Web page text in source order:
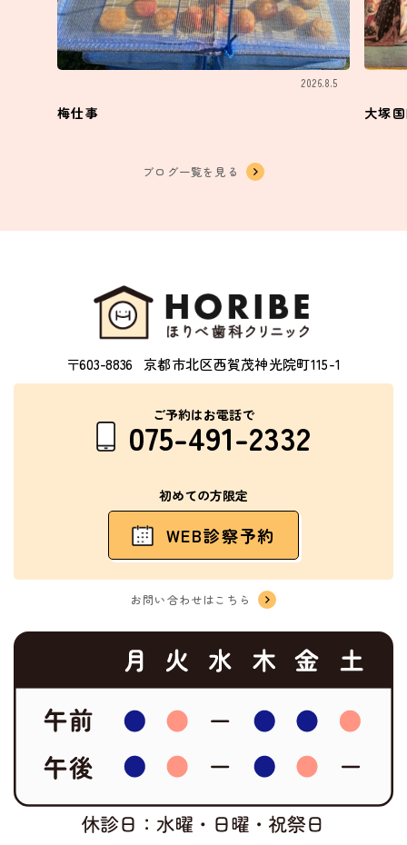
2026.8.5
梅仕事 大塚
ブログ一覧を見る
〒603-8836 京都市北区西賀茂神光院町115-1
ご予約はお電話で
075-491-2332
初めての方限定
WEB診察予約
お問い合わせはこちら